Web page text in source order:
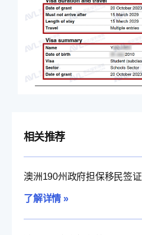
相关推荐
澳洲190州政府担保移民签证
了解详情 »